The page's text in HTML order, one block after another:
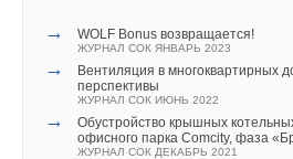
→ WOLF Bonus возвращается!
ЖУРНАЛ СОК ЯНВАРЬ 2023
→
Вентиляция в многоквартирных
перспективы
ЖУРНАЛ СОК ИЮНЬ 2022
→
Обустройство крышных
офисного парка Comcity, фаза
ЖУРНАЛ СОК ДЕКАБРЬ 2021